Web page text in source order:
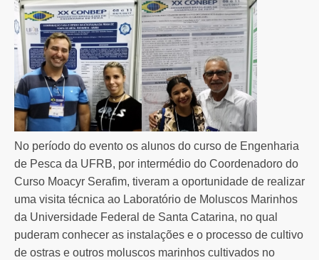
No período do evento os alunos do curso de Engenharia
de Pesca da UFRB, por intermédio do Coordenadoro do
Curso Moacyr Serafim, tiveram a oportunidade de realizar
uma visita técnica ao Laboratório de Moluscos Marinhos
da Universidade Federal de Santa Catarina, no qual
puderam conhecer as instalações e o processo de cultivo
de ostras e outros moluscos marinhos cultivados no